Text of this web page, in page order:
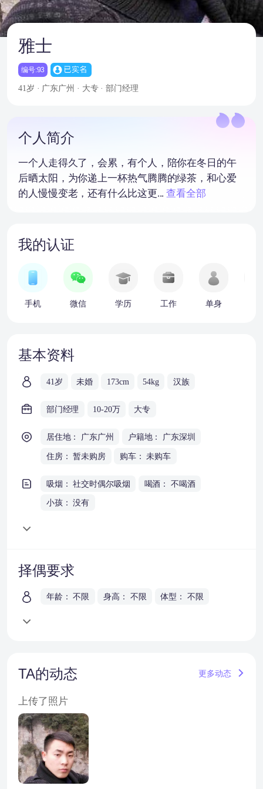
雅士
编号:93
41岁 · 广东广州 · 大专 · 部门经理
个人简介
一个人走得久了，会累，有个人，陪你在冬日的午
后晒太阳，为你递上一杯热气腾腾的绿茶，和心爱
的人慢慢变老，还有什么比这更... 查看全部
我的认证
手机 微信 学历 工作 单身
基本资料
41岁 未婚 173cm 54kg 汉族
部门经理 10-20万 大专
居住地： 广东广州 户籍地： 广东深圳
住房： 暂未购房 购车： 未购车
吸烟： 社交时偶尔吸烟 喝酒： 不喝酒
小孩： 没有
择偶要求
年龄： 不限 身高： 不限 体型： 不限
TA的动态 更多动态
上传了照片